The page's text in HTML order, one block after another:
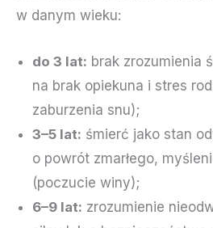
w danym wieku:
do 3 lat: brak zrozumienia
na brak opiekuna i stres
zaburzenia snu);
3–5 lat: śmierć jako stan
o powrót zmarłego,
(poczucie winy);
6–9 lat: zrozumienie